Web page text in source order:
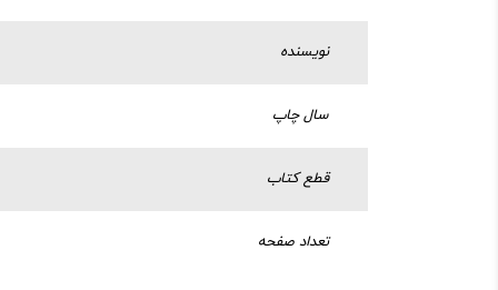
نویسنده
سال چاپ
قطع کتاب
تعداد صفحه